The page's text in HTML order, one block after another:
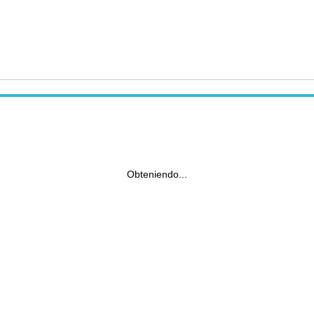
Obteniendo...